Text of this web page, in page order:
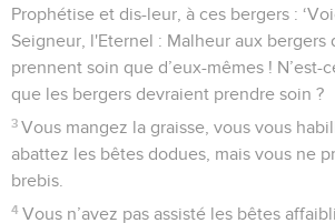
Prophétise et dis-leur, à ces bergers :
Seigneur, l'Eternel : Malheur aux bergers
prennent soin que d’eux-mêmes ! N’est-
que les bergers devraient prendre soin ?
3 Vous mangez la graisse, vous vous
abattez les bêtes dodues, mais vous ne
brebis.
4 Vous n’avez pas assisté les bêtes